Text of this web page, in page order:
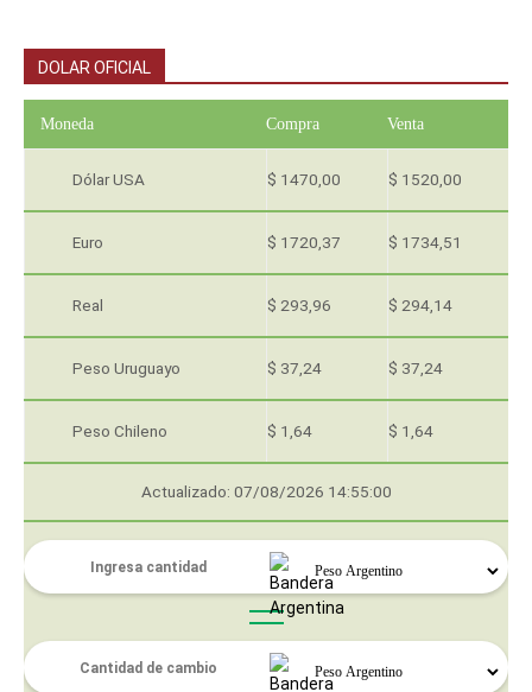
DOLAR OFICIAL
Moneda Compra Venta
Dólar USA $ 1470,00 $ 1520,00
Euro $ 1720,37 $ 1734,51
Real $ 293,96 $ 294,14
Peso Uruguayo $ 37,24 $ 37,24
Peso Chileno $ 1,64 $ 1,64
Actualizado: 07/08/2026 14:55:00